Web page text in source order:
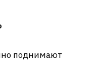
поднимают